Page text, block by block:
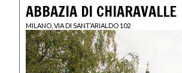
ABBAZIA DI CHIARAVALLE
MILANO, VIA DI SANT’ARIALDO 102